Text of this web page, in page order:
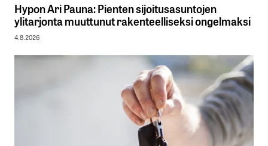
Hypon Ari Pauna: Pienten sijoitusasuntojen
ylitarjonta muuttunut rakenteelliseksi ongelmaksi
4.8.2026